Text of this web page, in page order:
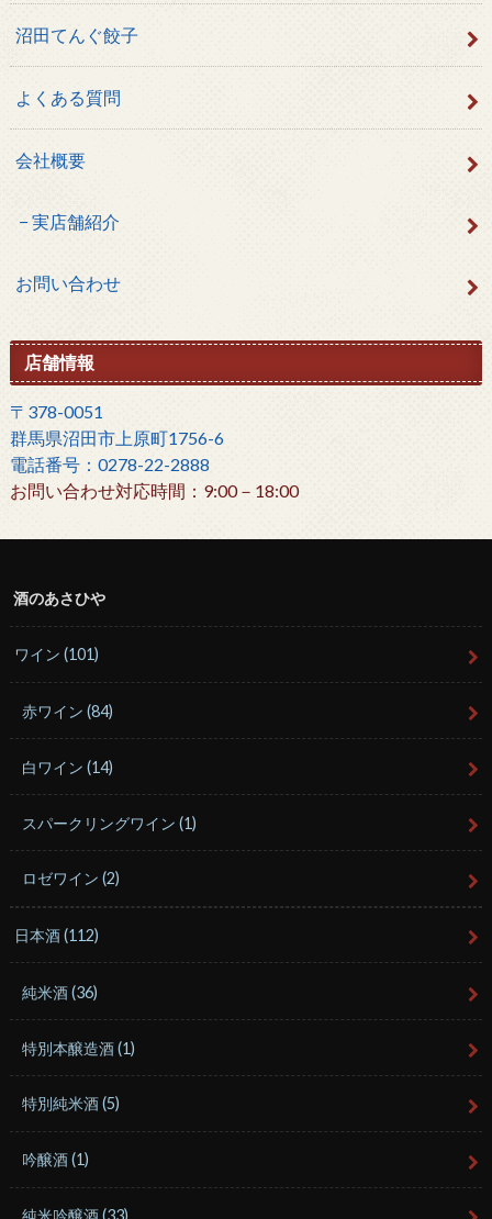
沼田てんぐ餃子
よくある質問
会社概要
実店舗紹介
お問い合わせ
店舗情報
〒378-0051
群馬県沼田市上原町1756-6
電話番号：0278-22-2888
お問い合わせ対応時間：9:00－18:00
酒のあさひや
ワイン(101)
赤ワイン(84)
白ワイン(14)
スパークリングワイン(1)
ロゼワイン(2)
日本酒(112)
純米酒(36)
特別本醸造酒(1)
特別純米酒(5)
吟醸酒(1)
純米吟醸酒(33)